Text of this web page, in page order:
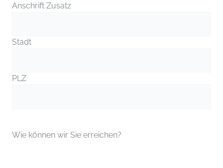
Anschrift Zusatz
Stadt
PLZ
Wie können wir Sie erreichen?